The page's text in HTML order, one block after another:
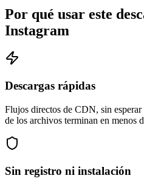
Por qué usar este
Instagram
Descargas rápidas
Flujos directos de CDN, sin
de los archivos terminan en menos
Sin registro ni instalación